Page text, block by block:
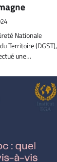
Nationale
Territoire (DGST),
une…